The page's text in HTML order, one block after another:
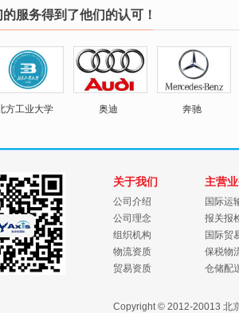
服务得到了他们的认可！
方工业大学 奥迪 奔驰
关于我们
公司介绍
公司理念
组织机构
物流资质
贸易资质
主营
国际运
报关报
国际贸
保税物
仓储配
Copyright © 2012-20013 北